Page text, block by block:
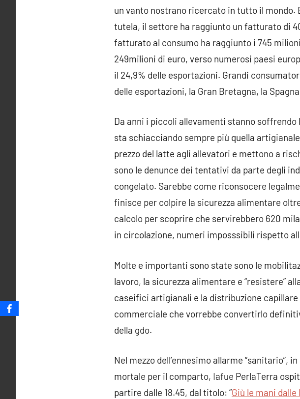
un vanto nostrano ricercato in tutto il mondo.
tutela, il settore ha raggiunto un fatturato di
fatturato al consumo ha raggiunto i 745
249milioni di euro, verso numerosi paesi
il 24,9% delle esportazioni. Grandi
delle esportazioni, la Gran Bretagna, la
Da anni i piccoli allevamenti stanno
sta schiacciando sempre più quella
prezzo del latte agli allevatori e mettono a
sono le denunce dei tentativi da parte degli
congelato. Sarebbe come riconsocere
finisce per colpire la sicurezza alimentare
calcolo per scoprire che servirebbero 620
in circolazione, numeri imposssibili rispetto
Molte e importanti sono state sono le
lavoro, la sicurezza alimentare e “resistere”
caseifici artigianali e la distribuzione
commerciale che vorrebbe convertirlo
della gdo.
Nel mezzo dell’ennesimo allarme “sanitario”,
mortale per il comparto, Iafue PerlaTerra
partire dalle 18.45, dal titolo: “Giù le mani